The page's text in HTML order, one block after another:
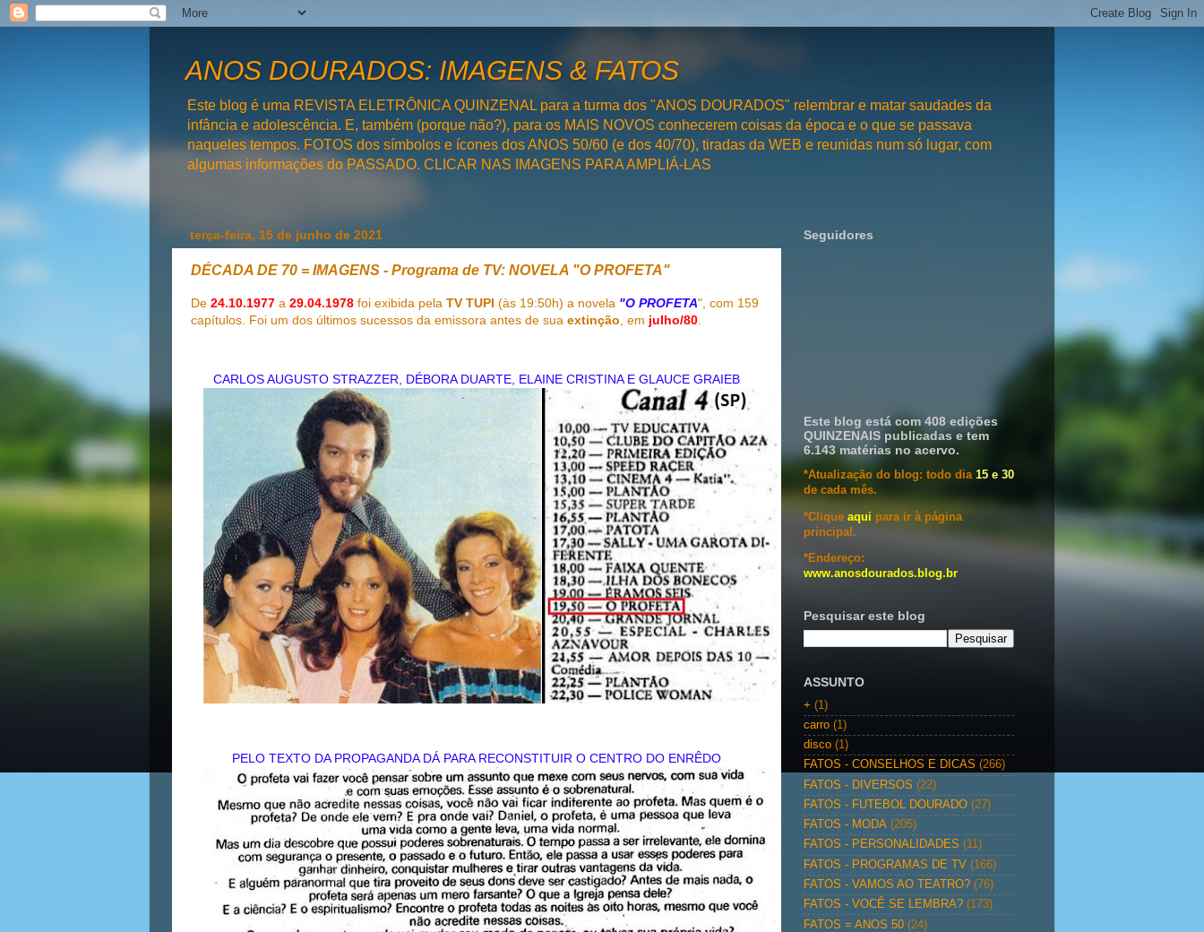
ANOS DOURADOS: IMAGENS & FATOS
Este blog é uma REVISTA ELETRÔNICA QUINZENAL para a turma dos "ANOS DOURADOS" relembrar e matar saudades da
infância e adolescência. E, também (porque não?), para os MAIS NOVOS conhecerem coisas da época e o que se passava
naqueles tempos. FOTOS dos símbolos e ícones dos ANOS 50/60 (e dos 40/70), tiradas da WEB e reunidas num só lugar, com
algumas informações do PASSADO. CLICAR NAS IMAGENS PARA AMPLIÁ-LAS
terça-feira, 15 de junho de 2021
DÉCADA DE 70 = IMAGENS - Programa de TV: NOVELA "O PROFETA"
De 24.10.1977 a 29.04.1978 foi exibida pela TV TUPI (às 19:50h) a novela "O PROFETA", com 159
capítulos. Foi um dos últimos sucessos da emissora antes de sua extinção, em julho/80.
CARLOS AUGUSTO STRAZZER, DÉBORA DUARTE, ELAINE CRISTINA E GLAUCE GRAIEB
PELO TEXTO DA PROPAGANDA DÁ PARA RECONSTITUIR O CENTRO DO ENRÊDO
Seguidores
Este blog está com 408 edições
QUINZENAIS publicadas e tem
6.143 matérias no acervo.
*Atualização do blog: todo dia 15 e 30
de cada mês.
*Clique aqui para ir à página
principal.
*Endereço:
www.anosdourados.blog.br
Pesquisar este blog
ASSUNTO
+ (1)
carro (1)
disco (1)
FATOS - CONSELHOS E DICAS (266)
FATOS - DIVERSOS (22)
FATOS - FUTEBOL DOURADO (27)
FATOS - MODA (205)
FATOS - PERSONALIDADES (11)
FATOS - PROGRAMAS DE TV (166)
FATOS - VAMOS AO TEATRO? (76)
FATOS - VOCÊ SE LEMBRA? (173)
FATOS = ANOS 50 (24)